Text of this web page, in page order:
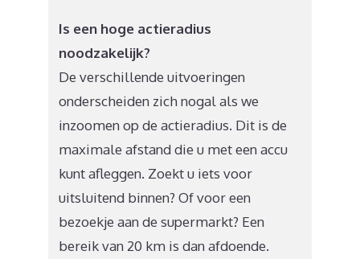
Is een hoge actieradius
noodzakelijk?
De verschillende uitvoeringen
onderscheiden zich nogal als we
inzoomen op de actieradius. Dit is de
maximale afstand die u met een accu
kunt afleggen. Zoekt u iets voor
uitsluitend binnen? Of voor een
bezoekje aan de supermarkt? Een
bereik van 20 km is dan afdoende.